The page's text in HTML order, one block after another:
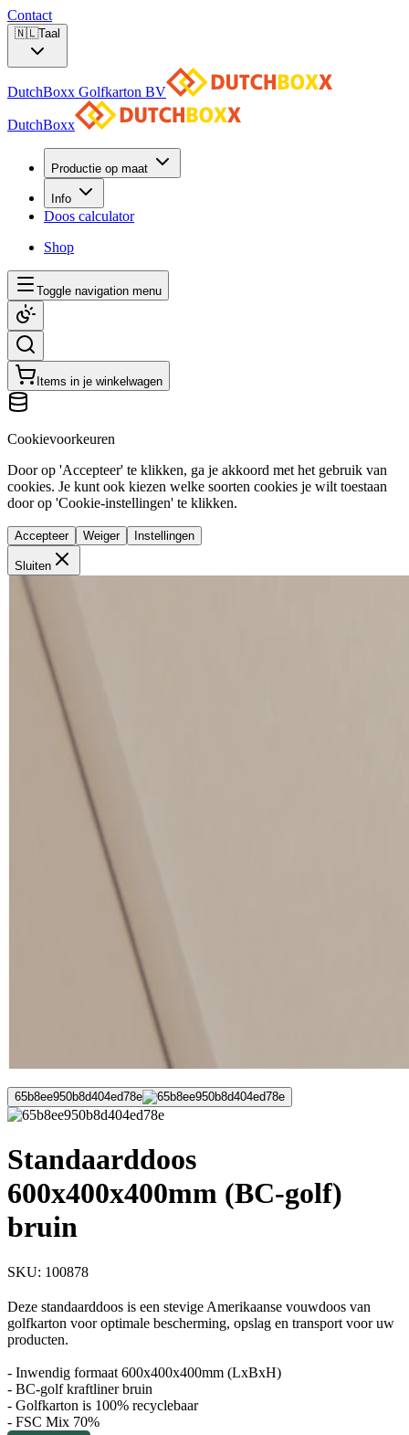
Contact
🇳🇱Taal
DutchBoxx Golfkarton BV
DutchBoxx
Productie op maat
Info
Doos calculator
Shop
Toggle navigation menu
Items in je winkelwagen
Cookievoorkeuren
Door op 'Accepteer' te klikken, ga je akkoord met het gebruik van
cookies. Je kunt ook kiezen welke soorten cookies je wilt toestaan
door op 'Cookie-instellingen' te klikken.
Accepteer Weiger Instellingen
Sluiten
65b8ee950b8d404ed78e
Standaarddoos
600x400x400mm (BC-golf)
bruin
SKU: 100878
Deze standaarddoos is een stevige Amerikaanse vouwdoos van
golfkarton voor optimale bescherming, opslag en transport voor uw
producten.
- Inwendig formaat 600x400x400mm (LxBxH)
- BC-golf kraftliner bruin
- Golfkarton is 100% recyclebaar
- FSC Mix 70%